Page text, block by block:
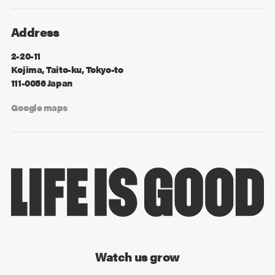
Address
2-20-11
Kojima, Taito-ku, Tokyo-to
111-0056 Japan
Google maps
Watch us grow